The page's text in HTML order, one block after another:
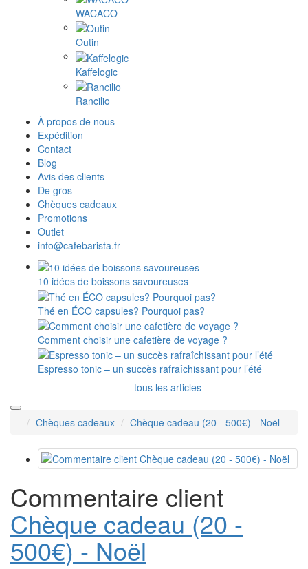
WACACO
Outin
Kaffelogic
Rancilio
À propos de nous
Expédition
Contact
Blog
Avis des clients
De gros
Chèques cadeaux
Promotions
Outlet
info@cafebarista.fr
10 idées de boissons savoureuses
Thé en ÉCO capsules? Pourquoi pas?
Comment choisir une cafetière de voyage ?
Espresso tonic – un succès rafraîchissant pour l’été
tous les articles
Chèques cadeaux Chèque cadeau (20 - 500€) - Noël
Commentaire client
Chèque cadeau (20 -
500€) - Noël